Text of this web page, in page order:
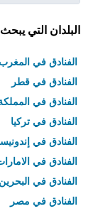
البلدان التي
الفنادق في المغرب
الفنادق في قطر
الفنادق في
الفنادق في تركيا
الفنادق في
الفنادق في
الفنادق في البحرين
الفنادق في مصر